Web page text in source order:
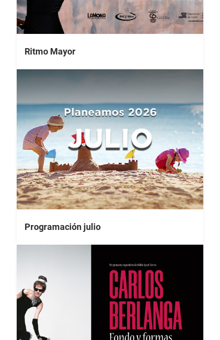
Ritmo Mayor
Programación julio